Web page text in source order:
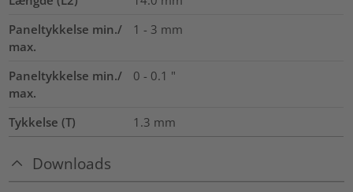
Paneltykkelse min./
max.
1 - 3 mm
Paneltykkelse min./
max.
0 - 0.1 "
Tykkelse (T) 1.3 mm
Downloads